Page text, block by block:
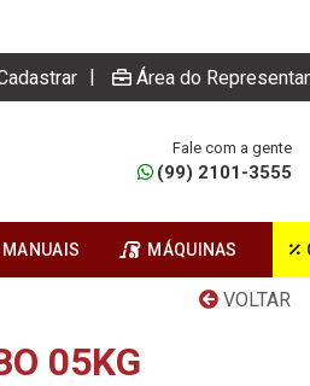
| Área do
Fale com a gente
(99) 2101-3555
MANUAIS MÁQUINAS
VOLTAR
05KG